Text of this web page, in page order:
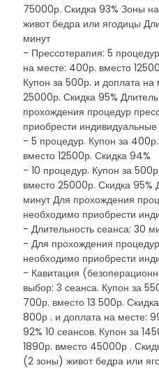
75000р. Скидка 93% Зоны
живот бедра или ягодицы
минут
- Прессотерапия: 5
на месте: 400р. вместо
Купон за 500р. и доплата на
25000р. Скидка 95%
прохождения процедур
приобрести
- 5 процедур. Купон за
вместо 12500р. Скидка 94%
- 10 процедур. Купон за
вместо 25000р. Скидка 95%
минут Для прохождения
необходимо приобрести
- Длительность сеанса: 30
- Для прохождения
необходимо приобрести
- Кавитация
выбор: 3 сеанса. Купон за
700р. вместо 13 500р.
800р . и доплата на месте:
92% 10 сеансов. Купон за
1890р. вместо 45000р .
(2 зоны) живот бедра или